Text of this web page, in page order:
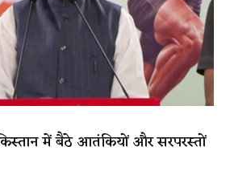
में बैठे आतंकियों और सरपरस्तों